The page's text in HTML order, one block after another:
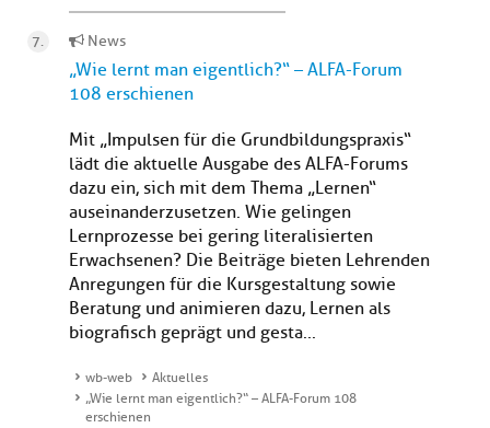
News
„Wie lernt man eigentlich?“ – ALFA-Forum
108 erschienen
Mit „Impulsen für die Grundbildungspraxis“
lädt die aktuelle Ausgabe des ALFA-Forums
dazu ein, sich mit dem Thema „Lernen“
auseinanderzusetzen. Wie gelingen
Lernprozesse bei gering literalisierten
Erwachsenen? Die Beiträge bieten Lehrenden
Anregungen für die Kursgestaltung sowie
Beratung und animieren dazu, Lernen als
biografisch geprägt und gesta...
wb-web
Aktuelles
„Wie lernt man eigentlich?“ – ALFA-Forum 108
erschienen